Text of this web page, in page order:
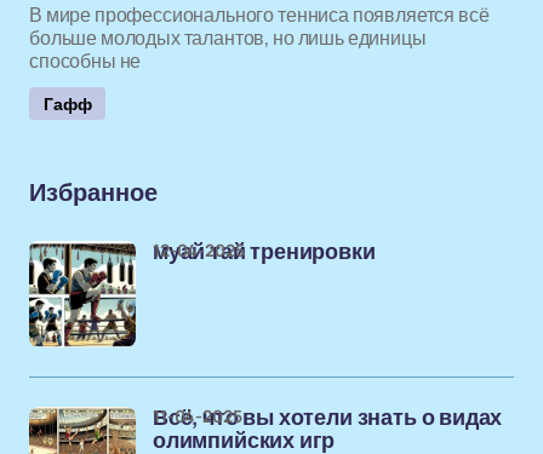
В мире профессионального тенниса появляется всё
больше молодых талантов, но лишь единицы
способны не
Гафф
Избранное
муай тай тренировки
12-04-2025
Всё, что вы хотели знать о видах
олимпийских игр
11-04-2025